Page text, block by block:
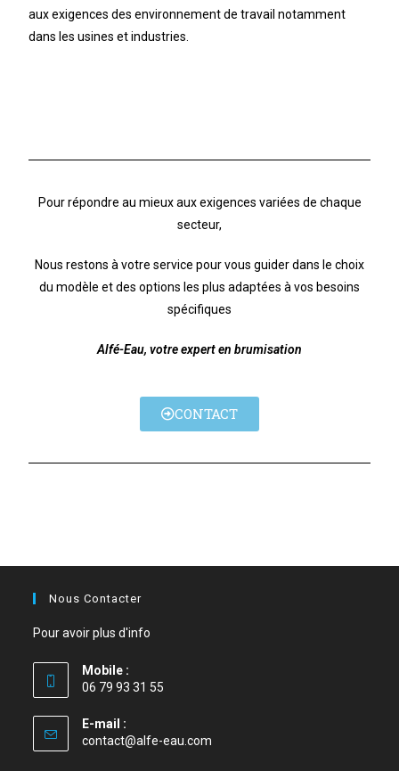
aux exigences des environnement de travail notamment
dans les usines et industries.
Pour répondre au mieux aux exigences variées de chaque
secteur,
Nous restons à votre service pour vous guider dans le choix
du modèle et des options les plus adaptées à vos besoins
spécifiques
Alfé-Eau, votre expert en brumisation
CONTACT
Nous Contacter
Pour avoir plus d'info
Mobile :
06 79 93 31 55
E-mail :
contact@alfe-eau.com